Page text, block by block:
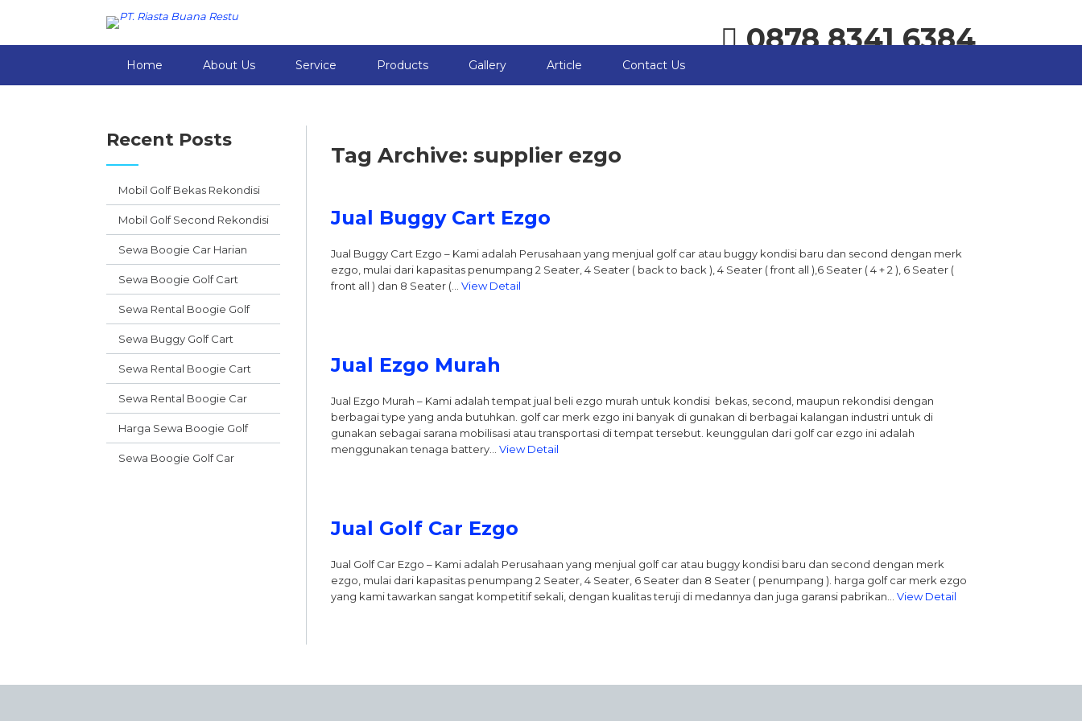
0878 8341 6384
Home About Us Service Products Gallery Article Contact Us
Tag Archive: supplier ezgo
Jual Buggy Cart Ezgo
Jual Buggy Cart Ezgo – Kami adalah Perusahaan yang menjual golf car atau buggy kondisi baru dan second dengan merk
ezgo, mulai dari kapasitas penumpang 2 Seater, 4 Seater ( back to back ), 4 Seater ( front all ),6 Seater ( 4 + 2 ), 6 Seater (
front all ) dan 8 Seater (…View Detail
Jual Ezgo Murah
Jual Ezgo Murah – Kami adalah tempat jual beli ezgo murah untuk kondisi bekas, second, maupun rekondisi dengan
berbagai type yang anda butuhkan. golf car merk ezgo ini banyak di gunakan di berbagai kalangan industri untuk di
gunakan sebagai sarana mobilisasi atau transportasi di tempat tersebut. keunggulan dari golf car ezgo ini adalah
menggunakan tenaga battery…View Detail
Jual Golf Car Ezgo
Jual Golf Car Ezgo – Kami adalah Perusahaan yang menjual golf car atau buggy kondisi baru dan second dengan merk
ezgo, mulai dari kapasitas penumpang 2 Seater, 4 Seater, 6 Seater dan 8 Seater ( penumpang ). harga golf car merk ezgo
yang kami tawarkan sangat kompetitif sekali, dengan kualitas teruji di medannya dan juga garansi pabrikan…View Detail
Recent Posts
Mobil Golf Bekas Rekondisi
Mobil Golf Second Rekondisi
Sewa Boogie Car Harian
Sewa Boogie Golf Cart
Sewa Rental Boogie Golf
Sewa Buggy Golf Cart
Sewa Rental Boogie Cart
Sewa Rental Boogie Car
Harga Sewa Boogie Golf
Sewa Boogie Golf Car